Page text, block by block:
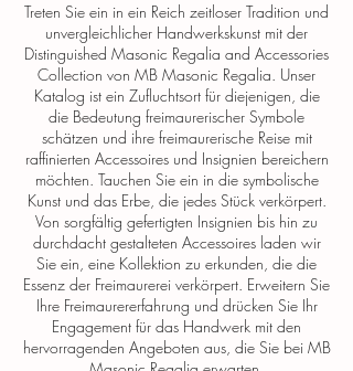
Treten Sie ein in ein Reich zeitloser Tradition und
unvergleichlicher Handwerkskunst mit der
Distinguished Masonic Regalia and Accessories
Collection von MB Masonic Regalia. Unser
Katalog ist ein Zufluchtsort für diejenigen, die
die Bedeutung freimaurerischer Symbole
schätzen und ihre freimaurerische Reise mit
raffinierten Accessoires und Insignien bereichern
möchten. Tauchen Sie ein in die symbolische
Kunst und das Erbe, die jedes Stück verkörpert.
Von sorgfältig gefertigten Insignien bis hin zu
durchdacht gestalteten Accessoires laden wir
Sie ein, eine Kollektion zu erkunden, die die
Essenz der Freimaurerei verkörpert. Erweitern Sie
Ihre Freimaurererfahrung und drücken Sie Ihr
Engagement für das Handwerk mit den
hervorragenden Angeboten aus, die Sie bei MB